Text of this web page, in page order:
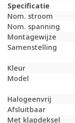
Specificatie
Nom. stroom
Nom. spanning
Montagewijze
Samenstelling
Kleur
Model
Halogeenvrij
Afsluitbaar
Met klapdeksel